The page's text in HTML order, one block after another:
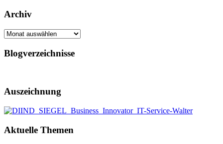
Archiv
Archiv
Blogverzeichnisse
Auszeichnung
Aktuelle Themen